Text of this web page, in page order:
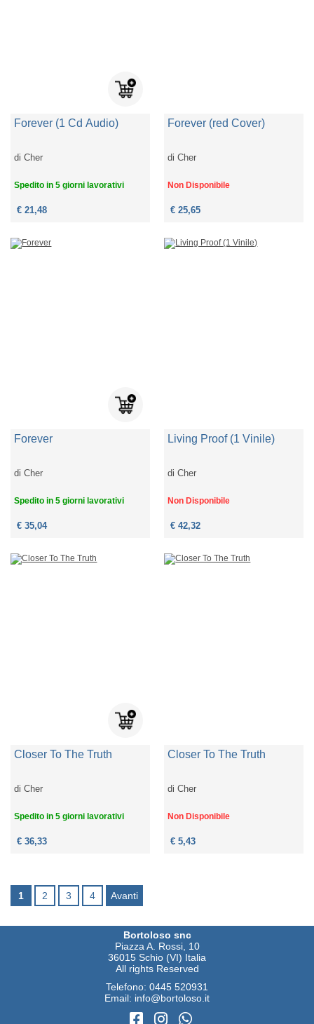
Forever (1 Cd Audio)
diCher
Spedito in 5 giorni lavorativi
€ 21,48
Forever (red Cover)
diCher
Non Disponibile
€ 25,65
Forever
diCher
Spedito in 5 giorni lavorativi
€ 35,04
Living Proof (1 Vinile)
diCher
Non Disponibile
€ 42,32
Closer To The Truth
diCher
Spedito in 5 giorni lavorativi
€ 36,33
Closer To The Truth
diCher
Non Disponibile
€ 5,43
1 2 3 4 Avanti
Bortoloso snc
Piazza A. Rossi, 10
36015 Schio (VI) Italia
All rights Reserved
Telefono: 0445 520931
Email: info@bortoloso.it